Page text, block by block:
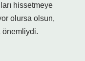
hissetmeye
olursa olsun,
önemliydi.